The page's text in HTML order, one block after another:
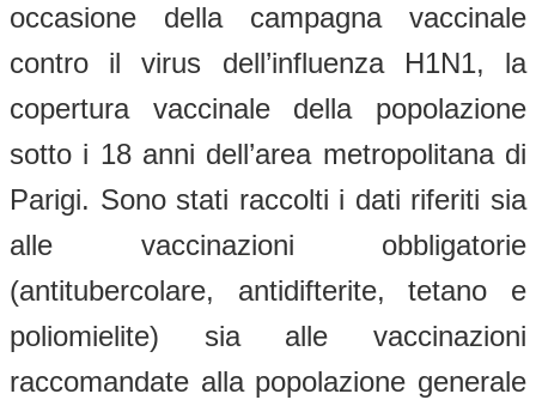
occasione della campagna vaccinale
contro il virus dell’influenza H1N1, la
copertura vaccinale della popolazione
sotto i 18 anni dell’area metropolitana di
Parigi. Sono stati raccolti i dati riferiti sia
alle vaccinazioni obbligatorie
(antitubercolare, antidifterite, tetano e
poliomielite) sia alle vaccinazioni
raccomandate alla popolazione generale